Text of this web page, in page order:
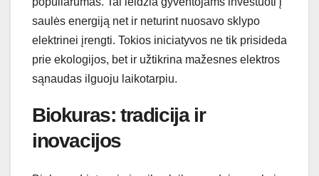
saulės energiją net ir neturint nuosavo sklypo
elektrinei įrengti. Tokios iniciatyvos ne tik prisideda
prie ekologijos, bet ir užtikrina mažesnes elektros
sąnaudas ilguoju laikotarpiu.
Biokuras: tradicija ir
inovacijos